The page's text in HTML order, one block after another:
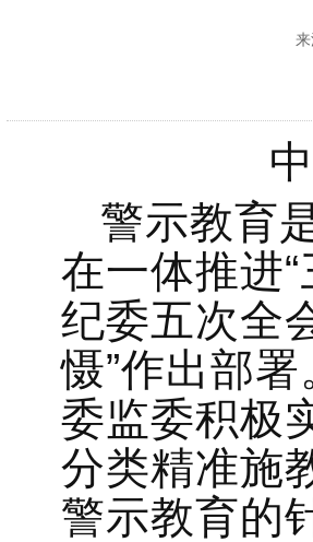
警示教育
在一体推进
纪委五次全
慑”作出部
委监委积极
分类精准施
警示教育的